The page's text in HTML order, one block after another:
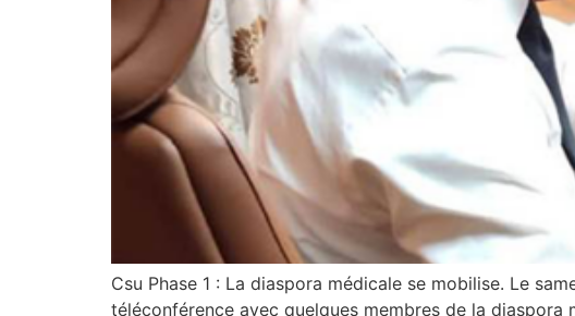
Csu Phase 1 : La diaspora médicale se mobilise. Le
téléconférence avec quelques membres de la